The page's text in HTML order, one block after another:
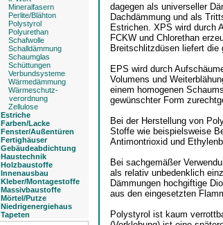
Mineralfasern
Perlite/Blähton
Polystyrol
Polyurethan
Schafwolle
Schalldämmung
Schaumglas
Schüttungen
Verbundsysteme
Wärmedämmung
Wärmeschutz-
verordnung
Zellulose
Estriche
Farben/Lacke
Fenster/Außentüren
Fertighäuser
Gebäudeabdichtung
Haustechnik
Holzbaustoffe
Innenausbau
Kleber/Montagestoffe
Massivbaustoffe
Mörtel/Putze
Niedrigenergiehaus
Tapeten
dagegen als universeller
Dachdämmung und als
Estrichen. XPS wird durch
FCKW und Chlorethan
Breitschlitzdüsen liefert die
EPS wird durch
Volumens und
einem homogenen
gewünschter Form
Bei der Herstellung von
Stoffe wie beispielsweise
Antimontrioxid und
Bei sachgemäßer
als relativ unbedenklich
Dämmungen hochgiftige
aus den eingesetzten
Polystyrol ist kaum